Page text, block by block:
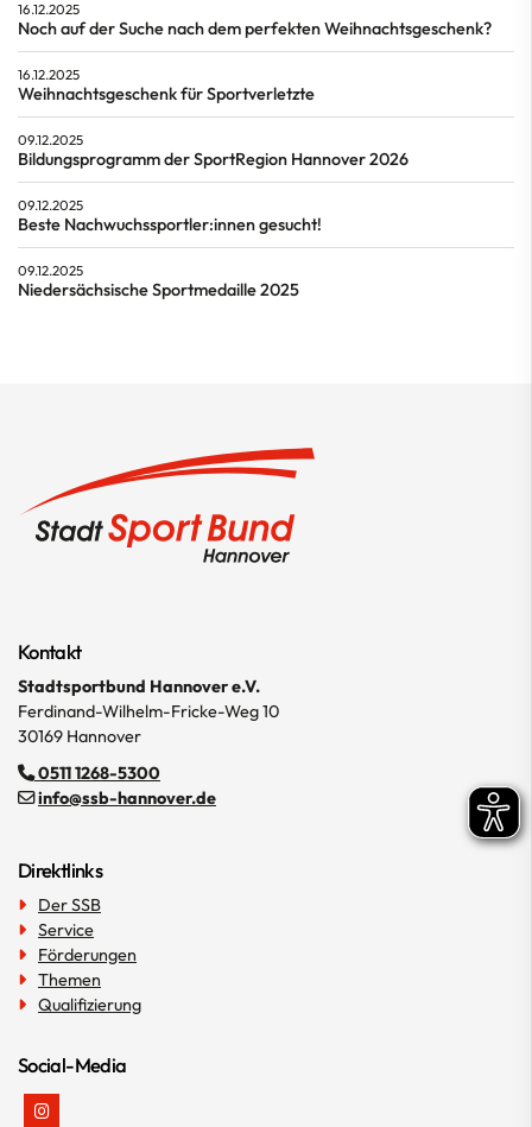
16.12.2025
Noch auf der Suche nach dem perfekten Weihnachtsgeschenk?
16.12.2025
Weihnachtsgeschenk für Sportverletzte
09.12.2025
Bildungsprogramm der SportRegion Hannover 2026
09.12.2025
Beste Nachwuchssportler:innen gesucht!
09.12.2025
Niedersächsische Sportmedaille 2025
Kontakt
Stadtsportbund Hannover e.V.
Ferdinand-Wilhelm-Fricke-Weg 10
30169 Hannover
0511 1268-5300
info@ssb-hannover.de
Direktlinks
Der SSB
Service
Förderungen
Themen
Qualifizierung
Social-Media